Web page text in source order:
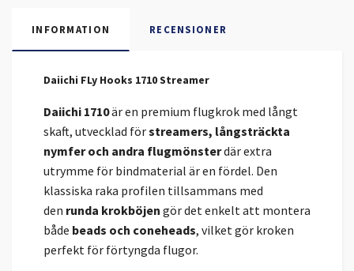
INFORMATION RECENSIONER
Daiichi FLy Hooks 1710 Streamer
Daiichi 1710är en premium flugkrok med långt
skaft, utvecklad förstreamers, långsträckta
nymfer och andra flugmönsterdär extra
utrymme för bindmaterial är en fördel. Den
klassiska raka profilen tillsammans med
den runda krokböjen gör det enkelt att montera
både beads och coneheads, vilket gör kroken
perfekt för förtyngda flugor.